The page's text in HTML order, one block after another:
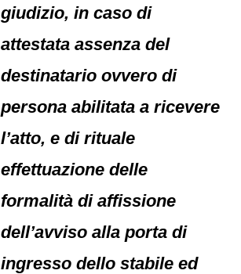
giudizio, in caso di
attestata assenza del
destinatario ovvero di
persona abilitata a ricevere
l’atto, e di rituale
effettuazione delle
formalità di affissione
dell’avviso alla porta di
ingresso dello stabile ed